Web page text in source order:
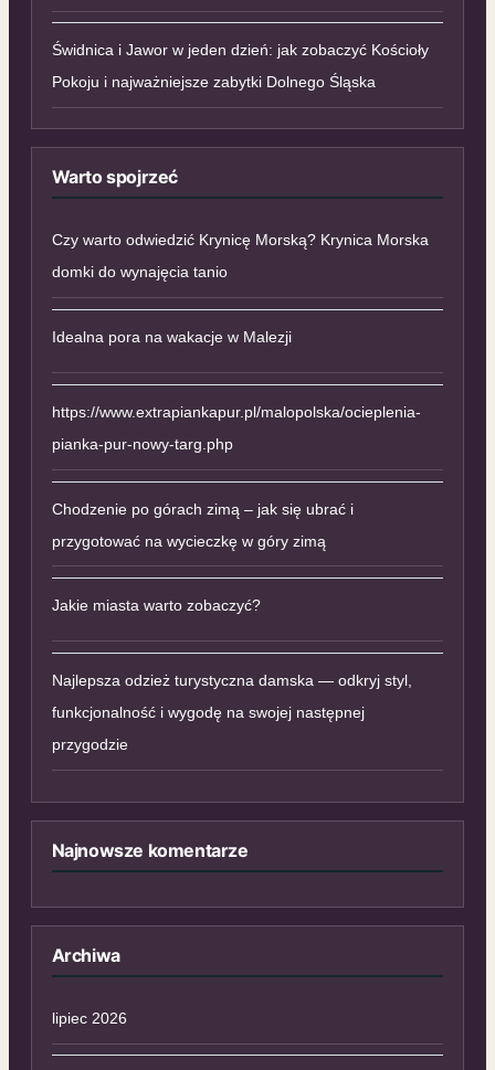
Świdnica i Jawor w jeden dzień: jak zobaczyć Kościoły
Pokoju i najważniejsze zabytki Dolnego Śląska
Warto spojrzeć
Czy warto odwiedzić Krynicę Morską? Krynica Morska
domki do wynajęcia tanio
Idealna pora na wakacje w Malezji
https://www.extrapiankapur.pl/malopolska/ocieplenia-
pianka-pur-nowy-targ.php
Chodzenie po górach zimą – jak się ubrać i
przygotować na wycieczkę w góry zimą
Jakie miasta warto zobaczyć?
Najlepsza odzież turystyczna damska — odkryj styl,
funkcjonalność i wygodę na swojej następnej
przygodzie
Najnowsze komentarze
Archiwa
lipiec 2026